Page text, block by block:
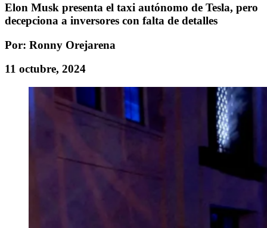
Elon Musk presenta el taxi autónomo de Tesla, pero
decepciona a inversores con falta de detalles
Por: Ronny Orejarena
11 octubre, 2024